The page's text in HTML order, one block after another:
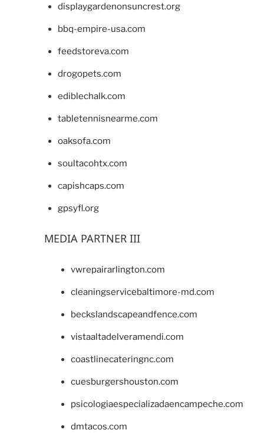
displaygardenonsuncrest.org
bbq-empire-usa.com
feedstoreva.com
drogopets.com
ediblechalk.com
tabletennisnearme.com
oaksofa.com
soultacohtx.com
capishcaps.com
gpsyfl.org
MEDIA PARTNER III
vwrepairarlington.com
cleaningservicebaltimore-md.com
beckslandscapeandfence.com
vistaaltadelveramendi.com
coastlinecateringnc.com
cuesburgershouston.com
psicologiaespecializadaencampeche.com
dmtacos.com